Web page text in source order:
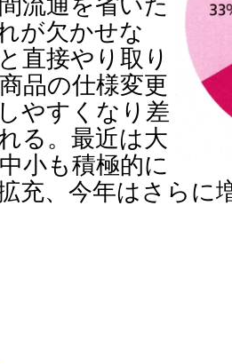
流通を省いた
が欠かせな
直接やり取り
品の仕様変更
やすくなり差
る。最近は大
小も積極的に
充、今年はさらに